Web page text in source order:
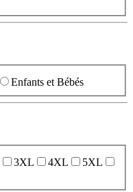
Enfants et Bébés
3XL 4XL
5XL